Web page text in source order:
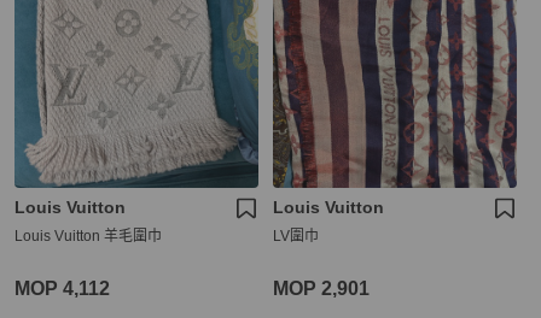
Louis Vuitton
Louis Vuitton 羊毛圍巾
MOP 4,112
Louis Vuitton
LV圍巾
MOP 2,901